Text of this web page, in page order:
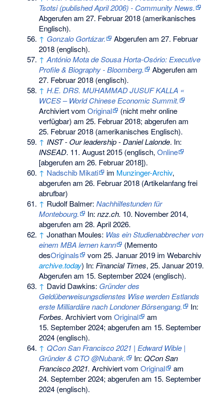
Tsotsi (published April 2006) - Community News.
Abgerufen am 27. Februar 2018 (amerikanisches
Englisch).
↑ Gonzalo Gortázar.
Abgerufen am 27. Februar
2018 (englisch).
↑ António Mota de Sousa Horta-Osório: Executive
Profile & Biography - Bloomberg.
Abgerufen am
27. Februar 2018 (englisch).
↑ H.E. DRS. MUHAMMAD JUSUF KALLA «
WCES – World Chinese Economic Summit.
Archiviert vomOriginal
(nicht mehr online
verfügbar) am25. Februar 2018; abgerufen am
25. Februar 2018 (amerikanisches Englisch).
↑ INST - Our leadership - Daniel Lalonde. In:
INSEAD. 11. August 2015 (englisch,Online
[abgerufen am 26. Februar 2018]).
↑ Nadschib Mikati im Munzinger-Archiv,
abgerufen am 26. Februar 2018 (Artikelanfang frei
abrufbar)
↑ Rudolf Balmer:Nachhilfestunden für
Montebourg.
In:nzz.ch. 10. November 2014,
abgerufen am 28. April 2026.
↑ Jonathan Moules: Was ein Studienabbrecher von
einem MBA lernen kann
(Memento
desOriginals
vom 25. Januar 2019 im Webarchiv
archive.today) In: Financial Times, 25. Januar 2019.
Abgerufen am 15. September 2024 (englisch).
↑ David Dawkins: Gründer des
Geldüberweisungsdienstes Wise werden Estlands
erste Milliardäre nach Londoner Börsengang.
In:
Forbes. Archiviert vomOriginal
am
15. September 2024; abgerufen am 15. September
2024 (englisch).
↑ QCon San Francisco 2021 | Edward Wible |
Gründer & CTO @Nubank.
In:QCon San
Francisco 2021. Archiviert vomOriginal
am
24. September 2024; abgerufen am 15. September
2024 (englisch).